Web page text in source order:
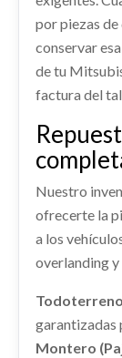
Ref:
Ref:
CAPO
Ref:
BARRA
BARRA
Ref:
Ref:
por piezas de
conservar
de tu
factura del
Nuestro
ofrecerte la
a los
overlanding
garantizadas
Montero